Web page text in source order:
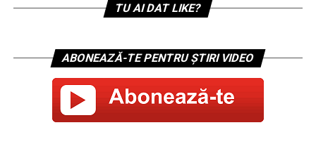
TU AI DAT LIKE?
ABONEAZĂ-TE PENTRU ȘTIRI VIDEO